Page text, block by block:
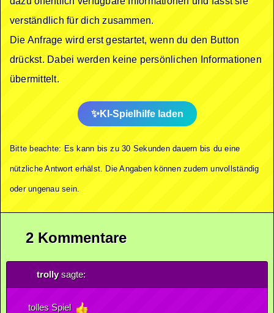
verständlich für dich zusammen.
Die Anfrage wird erst gestartet, wenn du den Button
drückst. Dabei werden keine persönlichen Informationen
übermittelt.
KI-Spielhilfe laden
Bitte beachte: Es kann bis zu 30 Sekunden dauern bis du eine
nützliche Antwort erhälst. Die Angaben können zudem unvollständig
oder ungenau sein.
2 Kommentare
trollysagte:
tolles Spiel